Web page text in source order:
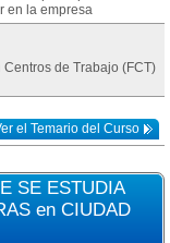
en la empresa
de Trabajo (FCT)
el Temario del Curso
SE ESTUDIA
en CIUDAD